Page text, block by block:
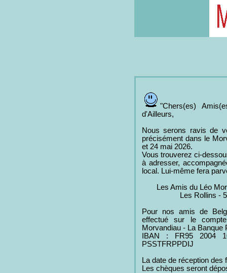
"Chers(es)
d'Ailleurs,
Nous serons ravis de
précisément dans le
et 24 mai 2026.
Vous trouverez ci-
à adresser,
local. Lui-même fera
Les Amis du Léo
Les Rollins -
Pour nos amis de
effectué sur le
Morvandiau - La Banque
IBAN : FR95 2004
PSSTFRPPDIJ
La date de réception
Les chèques seront